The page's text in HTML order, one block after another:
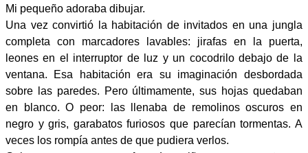
Mi pequeño adoraba dibujar.
Una vez convirtió la habitación de invitados en una jungla
completa con marcadores lavables: jirafas en la puerta,
leones en el interruptor de luz y un cocodrilo debajo de la
ventana. Esa habitación era su imaginación desbordada
sobre las paredes. Pero últimamente, sus hojas quedaban
en blanco. O peor: las llenaba de remolinos oscuros en
negro y gris, garabatos furiosos que parecían tormentas. A
veces los rompía antes de que pudiera verlos.